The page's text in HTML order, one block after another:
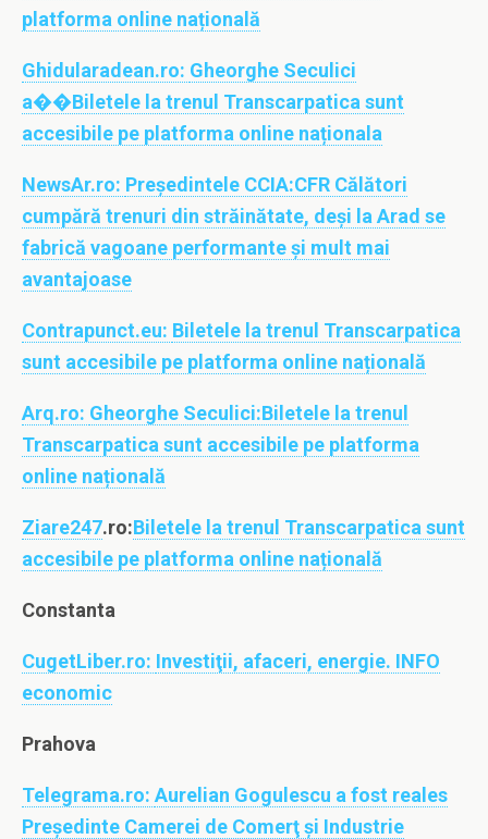
platforma online națională
Ghidularadean.ro: Gheorghe Seculici
a��Biletele la trenul Transcarpatica sunt
accesibile pe platforma online naționala
NewsAr.ro: Președintele CCIA:CFR Călători
cumpără trenuri din străinătate, deși la Arad se
fabrică vagoane performante și mult mai
avantajoase
Contrapunct.eu: Biletele la trenul Transcarpatica
sunt accesibile pe platforma online națională
Arq.ro: Gheorghe Seculici:Biletele la trenul
Transcarpatica sunt accesibile pe platforma
online națională
Ziare247.ro:Biletele la trenul Transcarpatica sunt
accesibile pe platforma online națională
Constanta
CugetLiber.ro: Investiţii, afaceri, energie. INFO
economic
Prahova
Telegrama.ro: Aurelian Gogulescu a fost reales
Preşedinte Camerei de Comerţ şi Industrie